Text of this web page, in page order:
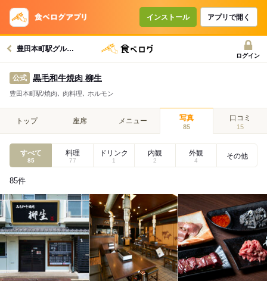
インストール アプリで開く
豊田本町駅グルメへ
ログイン
公式 黒毛和牛焼肉 柳生
豊田本町駅/焼肉､ 肉料理､ ホルモン
トップ 座席 メニュー 写真
85
口コミ
15
すべて
85
料理
77
ドリンク
1
内観
2
外観
4
その他
85件